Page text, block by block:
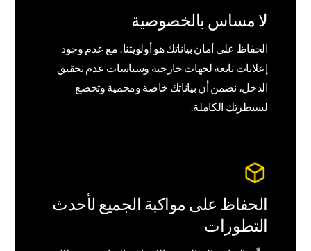
لا مساس بالخصوصية
الحفاظ على أمان بياناتك هو أولويتنا. مع عدم وجود
إعلانات تابعة لجهات خارجية وسياسات عدم تحقيق
الدخل، نضمن أن بياناتك خاصة ومحمية وتخضع
لسيطرتك الكاملة.
الحفاظ على مواكبة الجميع لأحدث
التطورات